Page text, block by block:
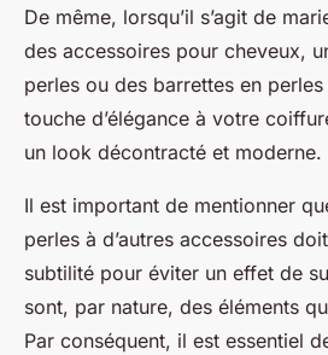
De même, lorsqu’il s’agit de
des accessoires pour cheveux,
perles ou des barrettes en
touche d’élégance à votre
un look décontracté et moderne.
Il est important de mentionner
perles à d’autres accessoires
subtilité pour éviter un effet de
sont, par nature, des éléments
Par conséquent, il est essentiel